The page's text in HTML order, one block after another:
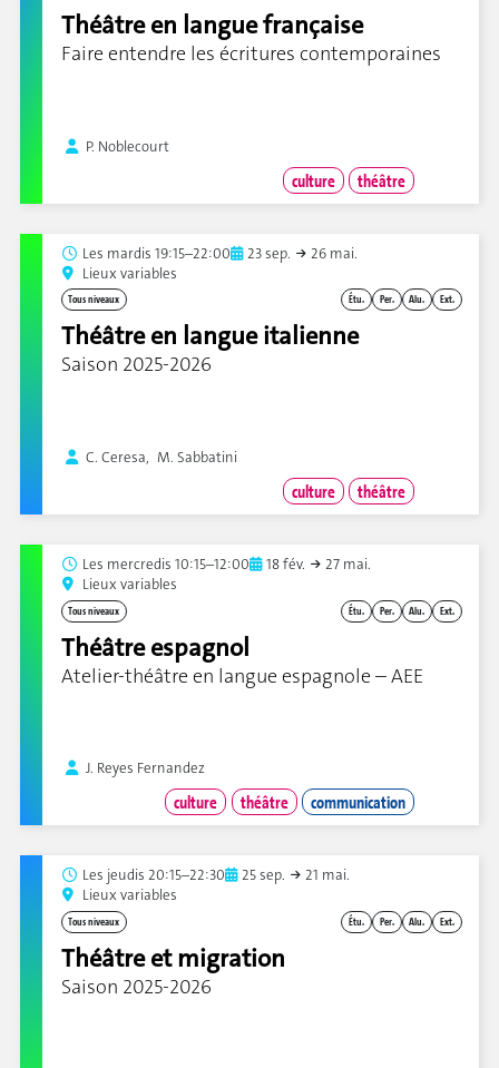
Théâtre en langue française
Faire entendre les écritures contemporaines
P. Noblecourt
culture théâtre
Les mardis 19:15–22:00 23 sep.
26 mai.
Lieux variables
Étu. Per. Alu. Ext.
Tous niveaux
Théâtre en langue italienne
Saison 2025-2026
C. Ceresa, M. Sabbatini
culture théâtre
Les mercredis 10:15–12:00 18 fév.
27 mai.
Lieux variables
Étu. Per. Alu. Ext.
Tous niveaux
Théâtre espagnol
Atelier-théâtre en langue espagnole – AEE
J. Reyes Fernandez
culture théâtre communication
Les jeudis 20:15–22:30 25 sep.
21 mai.
Lieux variables
Étu. Per. Alu. Ext.
Tous niveaux
Théâtre et migration
Saison 2025-2026